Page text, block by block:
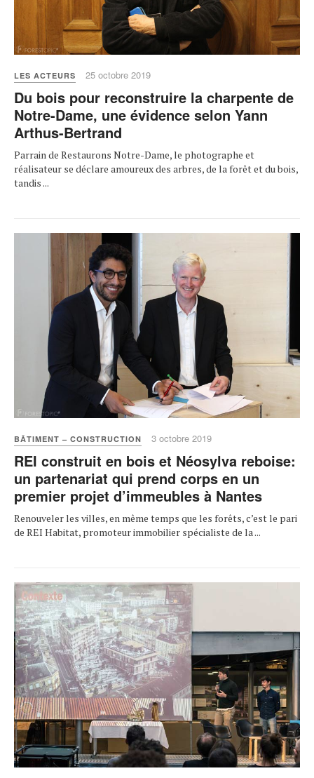
LES ACTEURS 25 octobre 2019
Du bois pour reconstruire la charpente de
Notre-Dame, une évidence selon Yann
Arthus-Bertrand
Parrain de Restaurons Notre-Dame, le photographe et
réalisateur se déclare amoureux des arbres, de la forêt et du bois,
tandis ...
BÂTIMENT – CONSTRUCTION 3 octobre 2019
REI construit en bois et Néosylva reboise:
un partenariat qui prend corps en un
premier projet d’immeubles à Nantes
Renouveler les villes, en même temps que les forêts, c’est le pari
de REI Habitat, promoteur immobilier spécialiste de la ...